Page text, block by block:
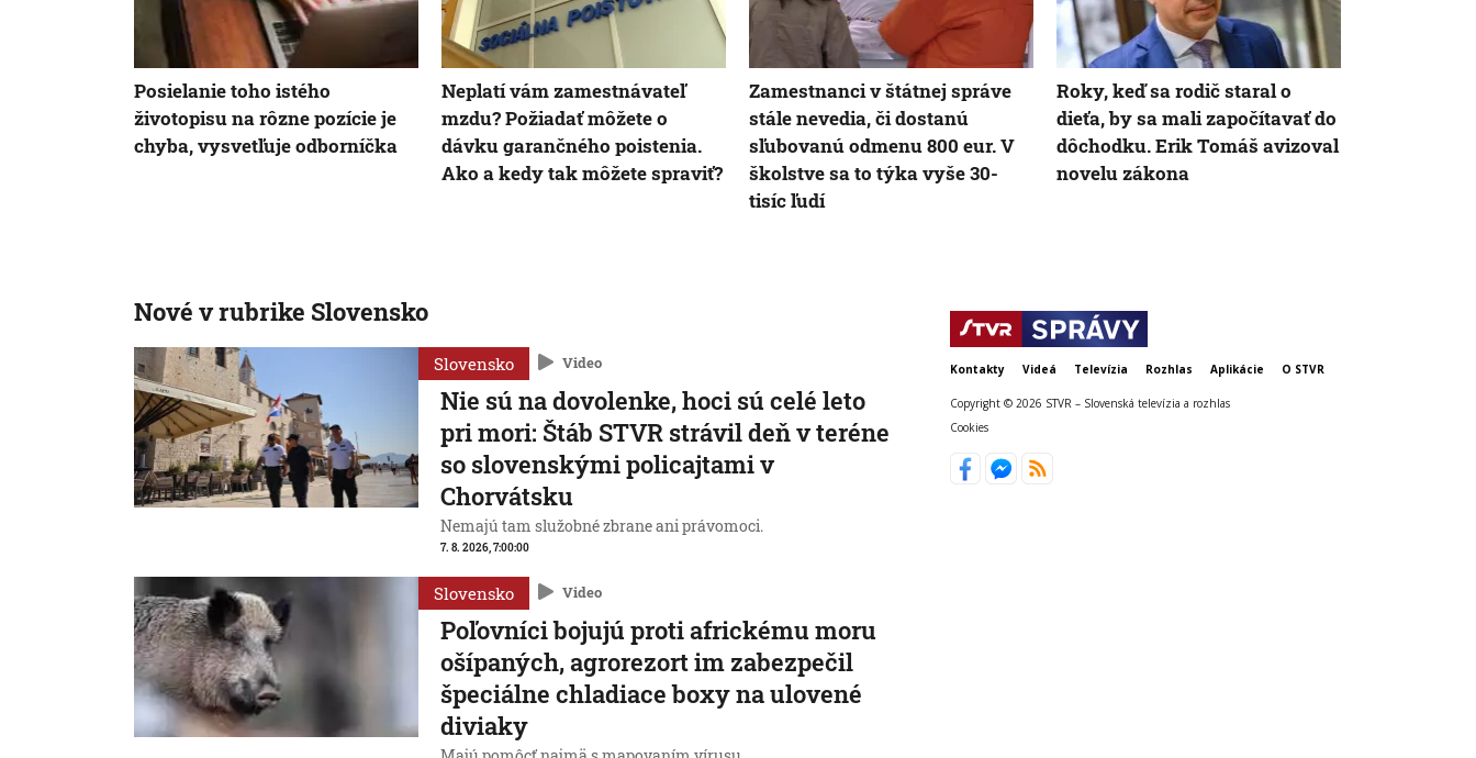
Posielanie toho istého
životopisu na rôzne pozície je
chyba, vysvetľuje odborníčka
Neplatí vám zamestnávateľ
mzdu? Požiadať môžete o
dávku garančného poistenia.
Ako a kedy tak môžete spraviť?
Zamestnanci v štátnej správe
stále nevedia, či dostanú
sľubovanú odmenu 800 eur. V
školstve sa to týka vyše 30-
tisíc ľudí
Roky, keď sa rodič staral o
dieťa, by sa mali započítavať do
dôchodku. Erik Tomáš avizoval
novelu zákona
Nové v rubrike Slovensko
Slovensko Video
Nie sú na dovolenke, hoci sú celé leto
pri mori: Štáb STVR strávil deň v teréne
so slovenskými policajtami v
Chorvátsku
Nemajú tam služobné zbrane ani právomoci.
7. 8. 2026, 7:00:00
Slovensko Video
Poľovníci bojujú proti africkému moru
ošípaných, agrorezort im zabezpečil
špeciálne chladiace boxy na ulovené
diviaky
Kontakty Videá Televízia Rozhlas Aplikácie O STVR
Copyright © 2026 STVR – Slovenská televízia a rozhlas
Cookies